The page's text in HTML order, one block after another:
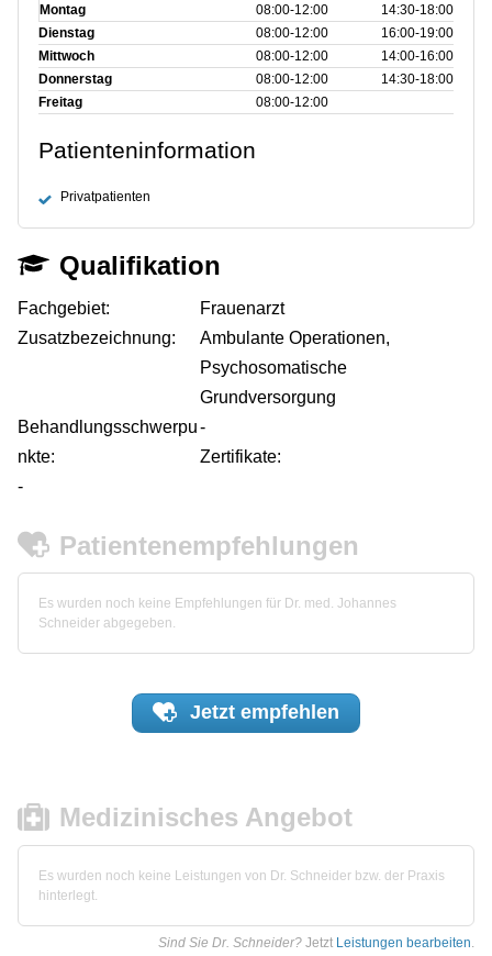
Montag 08:00‑12:00
14:30‑18:00
Dienstag
08:00‑12:00
16:00‑19:00
Mittwoch
08:00‑12:00
14:00‑16:00
Donnerstag
08:00‑12:00
14:30‑18:00
Freitag
08:00‑12:00
Patienteninformation
Privatpatienten
Qualifikation
Fachgebiet:
Frauenarzt
Zusatzbezeichnung:
Ambulante Operationen,
Psychosomatische
Grundversorgung
Behandlungsschwerpu
nkte:
-
Zertifikate:
-
Patientenempfehlungen
Es wurden noch keine Empfehlungen für Dr. med. Johannes
Schneider abgegeben.
Jetzt empfehlen
Medizinisches Angebot
Es wurden noch keine Leistungen von Dr. Schneider bzw. der Praxis
hinterlegt.
Sind Sie Dr. Schneider? Jetzt Leistungen bearbeiten.